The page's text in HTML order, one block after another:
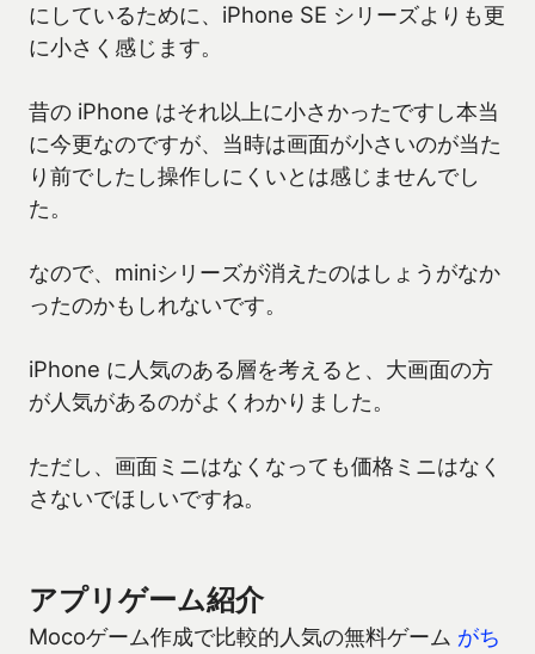
にしているために、iPhone SE シリーズよりも更
に小さく感じます。
昔の iPhone はそれ以上に小さかったですし本当
に今更なのですが、当時は画面が小さいのが当た
り前でしたし操作しにくいとは感じませんでし
た。
なので、miniシリーズが消えたのはしょうがなか
ったのかもしれないです。
iPhone に人気のある層を考えると、大画面の方
が人気があるのがよくわかりました。
ただし、画面ミニはなくなっても価格ミニはなく
さないでほしいですね。
アプリゲーム紹介
Mocoゲーム作成で比較的人気の無料ゲーム がち